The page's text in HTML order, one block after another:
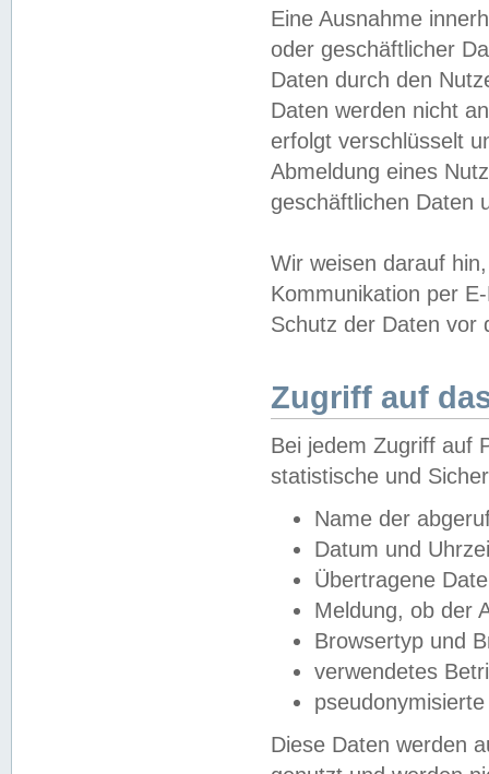
Eine Ausnahme
oder geschäftlicher
Daten durch den
Daten werden nicht
erfolgt verschlüsselt
Abmeldung eines
geschäftlichen Daten
Wir weisen darauf
Kommunikation per
Schutz der Daten vor
Zugriff auf
Bei jedem Zugriff auf
statistische und
Name der
Datum und
Übertragene
Meldung, ob der
Browsertyp und
verwendetes
Diese Daten werden